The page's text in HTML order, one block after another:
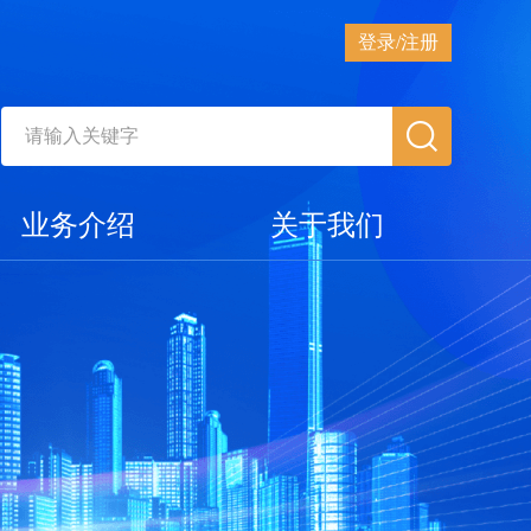
登录/注册
业务介绍 关于我们